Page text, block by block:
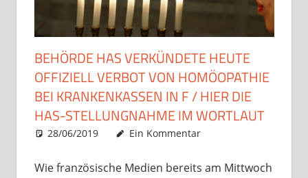
BEHÖRDE HAS VERKÜNDETE HEUTE
OFFIZIELL VERBOT VON HOMÖOPATHIE
BEI KRANKENKASSEN IN F / HIER DIE
HAS-STELLUNGNAHME IM WORTLAUT
28/06/2019 Christian J. Becker
Allgemein
Ein Kommentar
Wie französische Medien bereits am Mittwoch